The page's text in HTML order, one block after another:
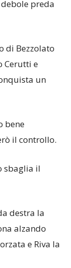
preda
di Bezzolato
Cerutti e
un
bene
il controllo.
sbaglia il
destra la
alzando
e Riva la